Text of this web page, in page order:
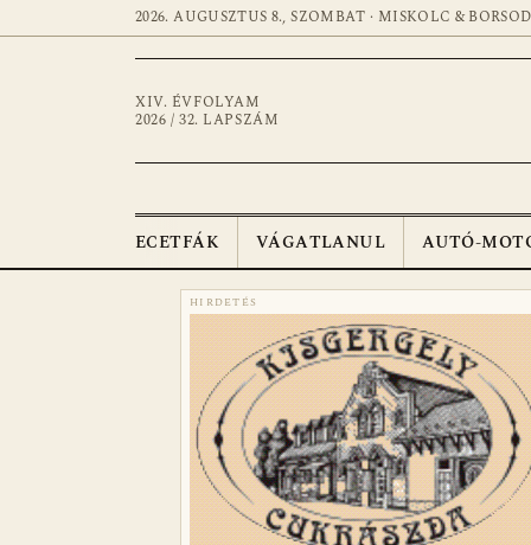
2026. AUGUSZTUS 8., SZOMBAT · MISKOLC & BORSOD
XIV. ÉVFOLYAM
2026 / 32. LAPSZÁM
ECETFÁK VÁGATLANUL AUTÓ-
HIRDETÉS